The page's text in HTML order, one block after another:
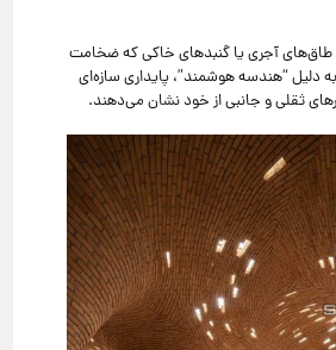
طاق‌های آجری یا گنبدهای خاکی که ضخامت
به دلیل “هندسه هوشمند”، پایداری سازه‌ای
ثقلی و جانبی از خود نشان می‌دهند.